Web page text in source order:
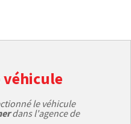
véhicule
le véhicule
dans l'agence de